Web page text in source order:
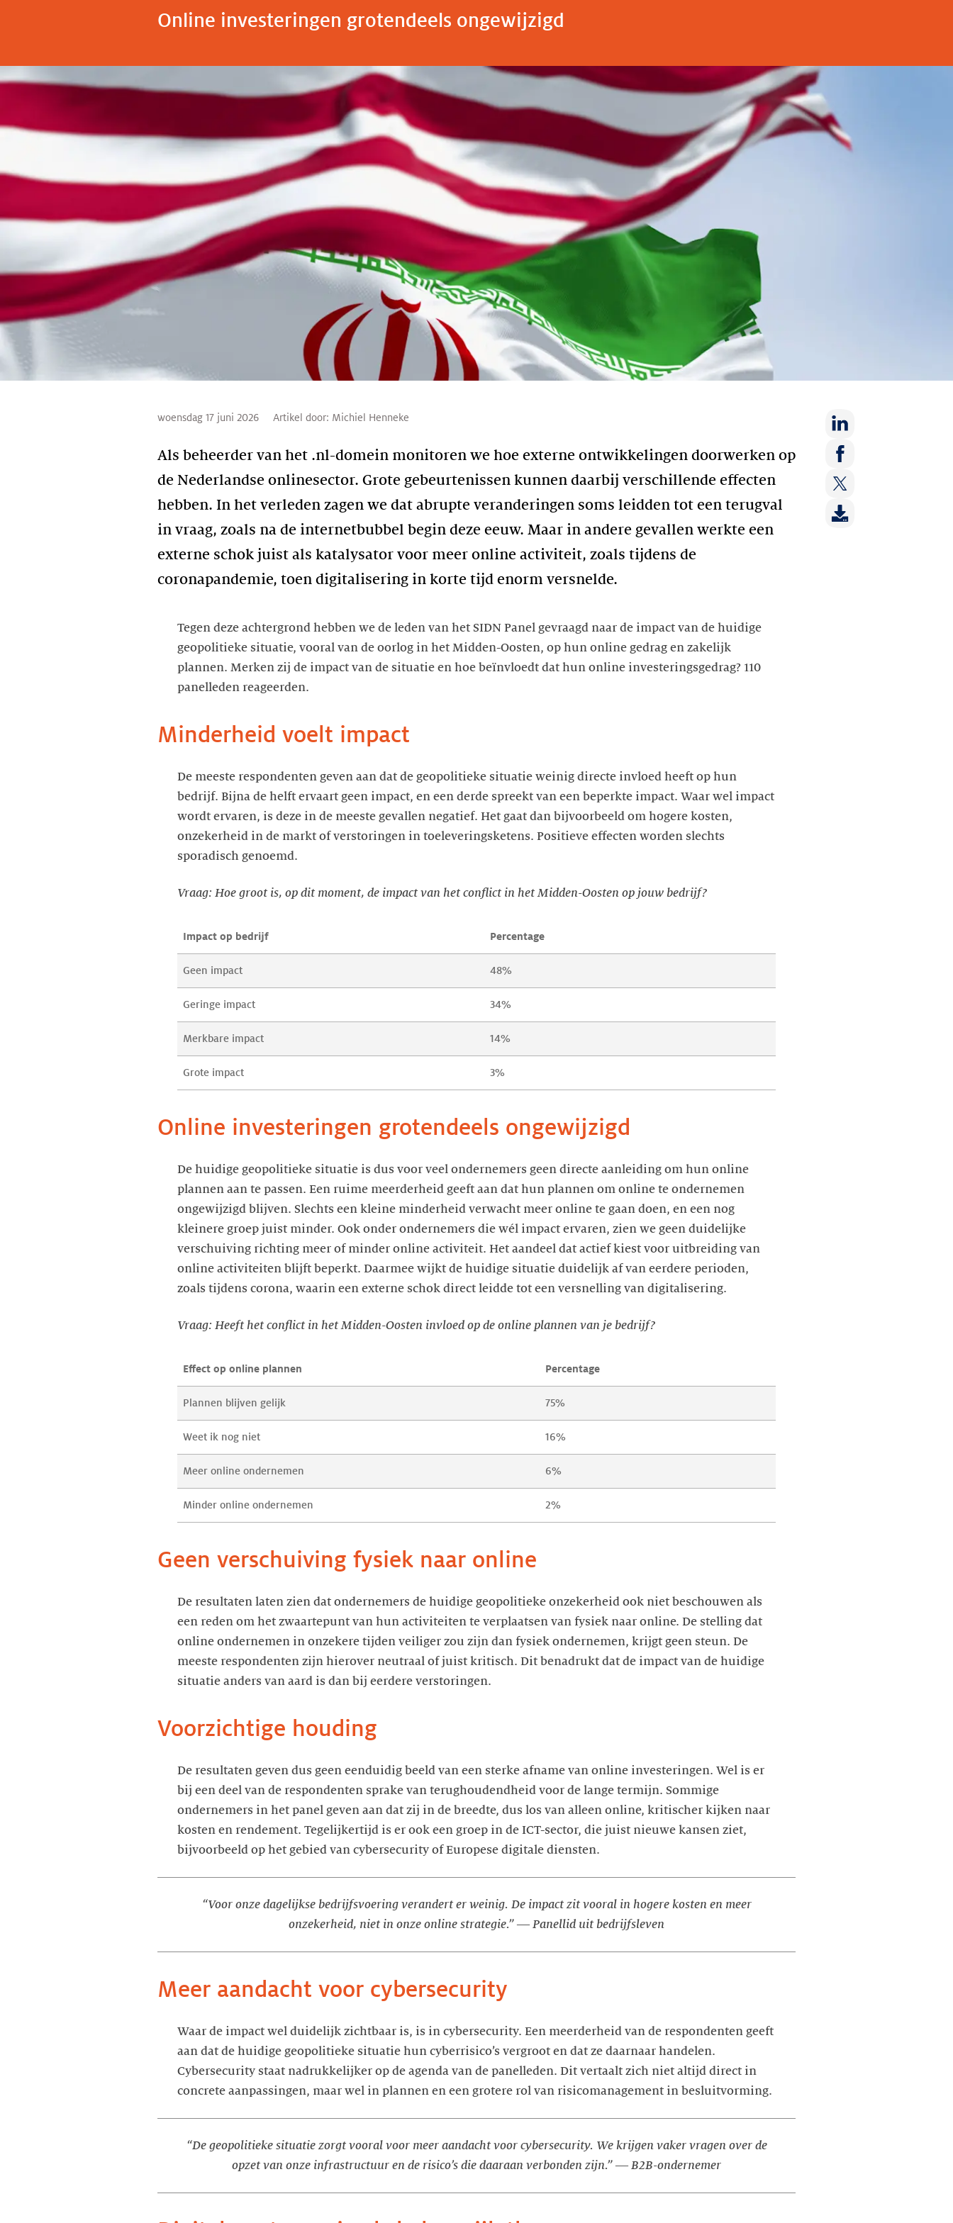
Online investeringen grotendeels ongewijzigd
woensdag 17 juni 2026 Artikel door: Michiel Henneke
Als beheerder van het .nl-domein monitoren we hoe externe ontwikkelingen doorwerken op
de Nederlandse onlinesector. Grote gebeurtenissen kunnen daarbij verschillende effecten
hebben. In het verleden zagen we dat abrupte veranderingen soms leidden tot een terugval
in vraag, zoals na de internetbubbel begin deze eeuw. Maar in andere gevallen werkte een
externe schok juist als katalysator voor meer online activiteit, zoals tijdens de
coronapandemie, toen digitalisering in korte tijd enorm versnelde.
Deel
op:
LinkedIn
Deel
op:
Facebook
Deel
op:
Tegen deze achtergrond hebben we de leden van het SIDN Panel gevraagd naar de impact van de huidige
geopolitieke situatie, vooral van de oorlog in het Midden-Oosten, op hun online gedrag en zakelijk
plannen. Merken zij de impact van de situatie en hoe beïnvloedt dat hun online investeringsgedrag? 110
panelleden reageerden.
Minderheid voelt impact
De meeste respondenten geven aan dat de geopolitieke situatie weinig directe invloed heeft op hun
bedrijf. Bijna de helft ervaart geen impact, en een derde spreekt van een beperkte impact. Waar wel impact
wordt ervaren, is deze in de meeste gevallen negatief. Het gaat dan bijvoorbeeld om hogere kosten,
onzekerheid in de markt of verstoringen in toeleveringsketens. Positieve effecten worden slechts
sporadisch genoemd.
Vraag: Hoe groot is, op dit moment, de impact van het conflict in het Midden-Oosten op jouw bedrijf?
Impact op bedrijf Percentage
Geen impact 48%
Geringe impact 34%
Merkbare impact 14%
Grote impact 3%
Online investeringen grotendeels ongewijzigd
De huidige geopolitieke situatie is dus voor veel ondernemers geen directe aanleiding om hun online
plannen aan te passen. Een ruime meerderheid geeft aan dat hun plannen om online te ondernemen
ongewijzigd blijven. Slechts een kleine minderheid verwacht meer online te gaan doen, en een nog
kleinere groep juist minder. Ook onder ondernemers die wél impact ervaren, zien we geen duidelijke
verschuiving richting meer of minder online activiteit. Het aandeel dat actief kiest voor uitbreiding van
online activiteiten blijft beperkt. Daarmee wijkt de huidige situatie duidelijk af van eerdere perioden,
zoals tijdens corona, waarin een externe schok direct leidde tot een versnelling van digitalisering.
Vraag: Heeft het conflict in het Midden-Oosten invloed op de online plannen van je bedrijf?
Effect op online plannen Percentage
Plannen blijven gelijk 75%
Weet ik nog niet 16%
Meer online ondernemen 6%
Minder online ondernemen 2%
Geen verschuiving fysiek naar online
De resultaten laten zien dat ondernemers de huidige geopolitieke onzekerheid ook niet beschouwen als
een reden om het zwaartepunt van hun activiteiten te verplaatsen van fysiek naar online. De stelling dat
online ondernemen in onzekere tijden veiliger zou zijn dan fysiek ondernemen, krijgt geen steun. De
meeste respondenten zijn hierover neutraal of juist kritisch. Dit benadrukt dat de impact van de huidige
situatie anders van aard is dan bij eerdere verstoringen.
Voorzichtige houding
De resultaten geven dus geen eenduidig beeld van een sterke afname van online investeringen. Wel is er
bij een deel van de respondenten sprake van terughoudendheid voor de lange termijn. Sommige
ondernemers in het panel geven aan dat zij in de breedte, dus los van alleen online, kritischer kijken naar
kosten en rendement. Tegelijkertijd is er ook een groep in de ICT-sector, die juist nieuwe kansen ziet,
bijvoorbeeld op het gebied van cybersecurity of Europese digitale diensten.
“Voor onze dagelijkse bedrijfsvoering verandert er weinig. De impact zit vooral in hogere kosten en meer
onzekerheid, niet in onze online strategie.” ― Panellid uit bedrijfsleven
Meer aandacht voor cybersecurity
Waar de impact wel duidelijk zichtbaar is, is in cybersecurity. Een meerderheid van de respondenten geeft
aan dat de huidige geopolitieke situatie hun cyberrisico’s vergroot en dat ze daarnaar handelen.
Cybersecurity staat nadrukkelijker op de agenda van de panelleden. Dit vertaalt zich niet altijd direct in
concrete aanpassingen, maar wel in plannen en een grotere rol van risicomanagement in besluitvorming.
“De geopolitieke situatie zorgt vooral voor meer aandacht voor cybersecurity. We krijgen vaker vragen over de
opzet van onze infrastructuur en de risico’s die daaraan verbonden zijn.” ― B2B-ondernemer